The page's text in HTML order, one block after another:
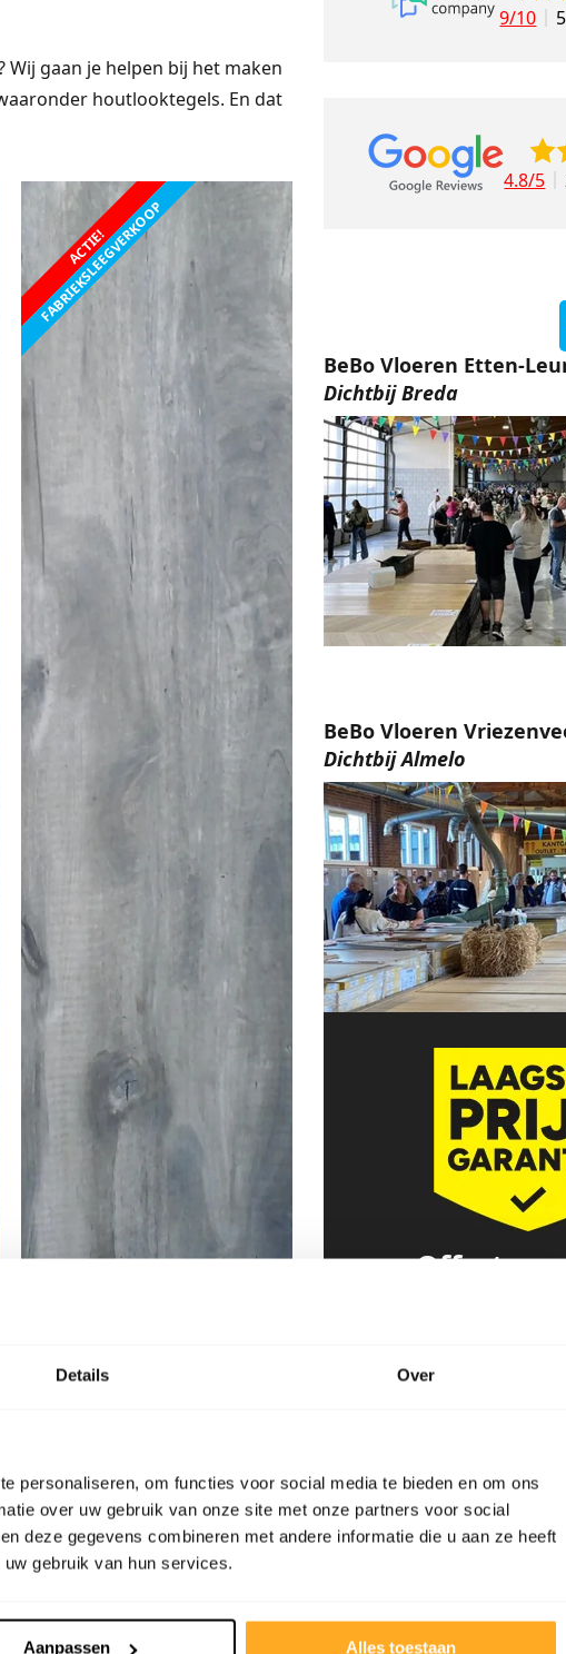
Details Over
personaliseren, om functies voor social media te bieden en om ons
over uw gebruik van onze site met onze partners voor social
deze gegevens combineren met andere informatie die u aan ze heeft
gebruik van hun services.
Aanpassen Alles toestaan
Wij gaan je helpen bij het maken
houtlooktegels. En dat
ACTIE!
FABRIEKSLEEGVERKOOP
9/10
4.8/5
BeBo Vloeren Etten-
Dichtbij Breda
BeBo Vloeren
Dichtbij Almelo
Offerte
concurrent?
Offertekiller
Gratis advies op maat
Vraag een terugbelverzoek